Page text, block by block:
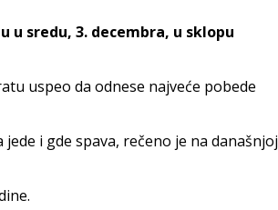
sredu, 3. decembra, u sklopu
uspeo da odnese najveće pobede
i gde spava, rečeno je na današnjoj